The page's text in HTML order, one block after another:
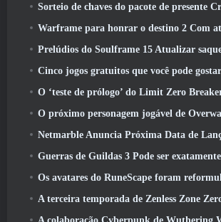
Sorteio de chaves do pacote de presente
Warframe para honrar o destino 2 Com atividade e
Prelúdios do Soulframe 15 Atualizar saque e
Cinco jogos gratuitos que você pode gostar de experimentar
O ‘teste de prólogo’ do Limit Zero
O próximo personagem jogável de Overwatch parece ser um chefe do
Netmarble Anuncia Próxima Data de
Guerras de Guildas 3 Pode ser exatamente o que a indústria
Os avatares do RuneScape foram reformulados na maior atualização visual
A terceira temporada de Zenless Zone Zero começa com uma viagem para uma ilha Bangboo no